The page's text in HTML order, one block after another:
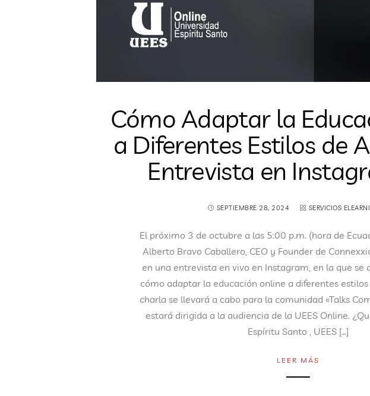
Cómo Adaptar la
a Diferentes Estilos de
Entrevista en
SEPTIEMBRE 28, 2024 SERVICIOS
El próximo 3 de octubre a las 5:00 p.m. (hora de
Alberto Bravo Caballero, CEO y Founder de
en una entrevista en vivo en Instagram, en la que se
cómo adaptar la educación online a diferentes estilos
charla se llevará a cabo para la comunidad «Talks
estará dirigida a la audiencia de la UEES Online.
Espíritu Santo , UEES […]
LEER MÁS